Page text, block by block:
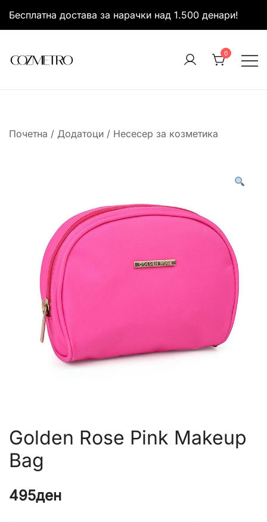
Бесплатна достава за нарачки над 1.500 денари!
0
Почетна / Додатоци / Несесер за козметика
Golden Rose Pink Makeup
Bag
495ден